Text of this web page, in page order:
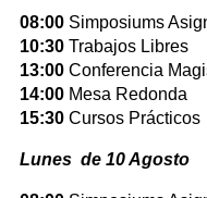
08:00 Simposiums
10:30 Trabajos Libres
13:00 Conferencia
14:00 Mesa Redonda
15:30 Cursos
Lunes de 10 Agosto